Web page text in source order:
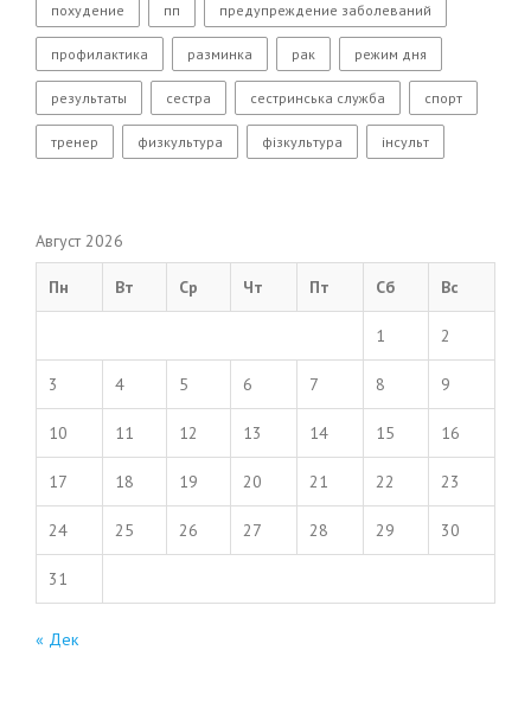
похудение пп предупреждение заболеваний
профилактика разминка рак режим дня
результаты сестра сестринська служба спорт
тренер физкультура фізкультура інсульт
Август 2026
Пн Вт Ср Чт Пт Сб Вс
1 2
3 4 5 6 7 8 9
10 11 12 13 14 15 16
17 18 19 20 21 22 23
24 25 26 27 28 29 30
31
« Дек